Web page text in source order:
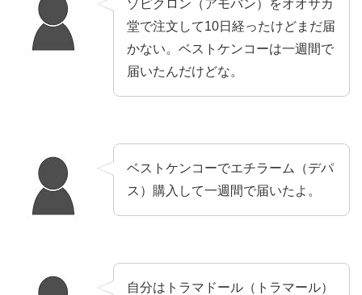
ゾピクロン（アモバン）をオオサカ
堂で注文して10日経ったけどまだ届
かない。ベストケンコーは一週間で
届いたんだけどな。
ベストケンコーでエチラーム（デパ
ス）購入して一週間で届いたよ。
自分はトラマドール（トラマール）